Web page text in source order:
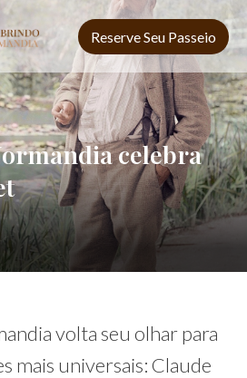
Reserve Seu Passeio
celebra
volta seu olhar para
mais universais: Claude